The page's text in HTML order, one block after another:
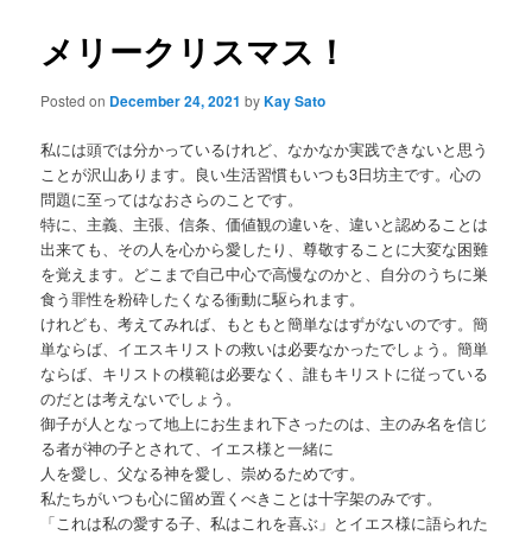
メリークリスマス！
Posted on December 24, 2021 byKay Sato
私には頭では分かっているけれど、なかなか実践できないと思う
ことが沢山あります。良い生活習慣もいつも3日坊主です。心の
問題に至ってはなおさらのことです。
特に、主義、主張、信条、価値観の違いを、違いと認めることは
出来ても、その人を心から愛したり、尊敬することに大変な困難
を覚えます。どこまで自己中心で高慢なのかと、自分のうちに巣
食う罪性を粉砕したくなる衝動に駆られます。
けれども、考えてみれば、もともと簡単なはずがないのです。簡
単ならば、イエスキリストの救いは必要なかったでしょう。簡単
ならば、キリストの模範は必要なく、誰もキリストに従っている
のだとは考えないでしょう。
御子が人となって地上にお生まれ下さったのは、主のみ名を信じ
る者が神の子とされて、イエス様と一緒に
人を愛し、父なる神を愛し、崇めるためです。
私たちがいつも心に留め置くべきことは十字架のみです。
「これは私の愛する子、私はこれを喜ぶ」とイエス様に語られた